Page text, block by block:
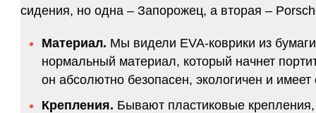
сидения, но одна – Запорожец, а вторая –
Материал. Мы видели EVA-коврики из
нормальный материал, который начнет
он абсолютно безопасен, экологичен и
Крепления. Бывают пластиковые